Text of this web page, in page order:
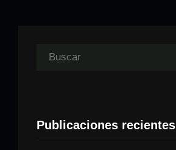
a
Publicaciones recientes